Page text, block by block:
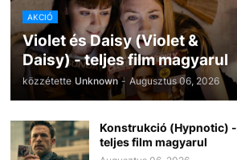
AKCIÓ
Violet és Daisy (Violet &
Daisy) - teljes film magyarul
közzétette Unknown - Augusztus 06, 2026
Konstrukció (Hypnotic) -
teljes film magyarul